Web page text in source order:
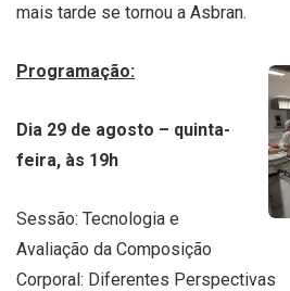
mais tarde se tornou a Asbran.
Programação:
Dia 29 de agosto – quinta-
feira, às 19h
Sessão: Tecnologia e
Avaliação da Composição
Corporal: Diferentes Perspectivas